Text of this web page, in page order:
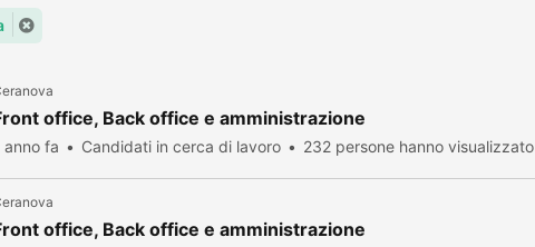
office, Back office e amministrazione
anno fa Candidati in cerca di lavoro 232 persone hanno visualizzato
office, Back office e amministrazione